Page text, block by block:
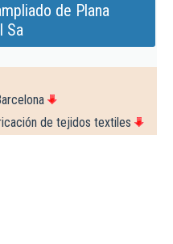
de Plana
Sa
de tejidos textiles